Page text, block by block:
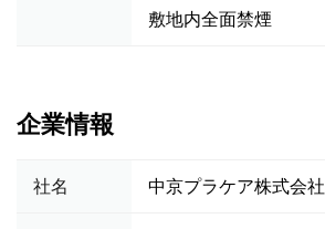
敷地内全面禁煙
企業情報
社名 中京プラケア株式会社